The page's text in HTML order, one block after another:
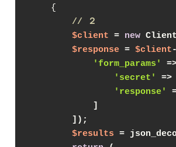
{
// ２
$client = new
$response = $client
'form_params'
'secret'
=>
'response'
            ]
        ]);
$results =